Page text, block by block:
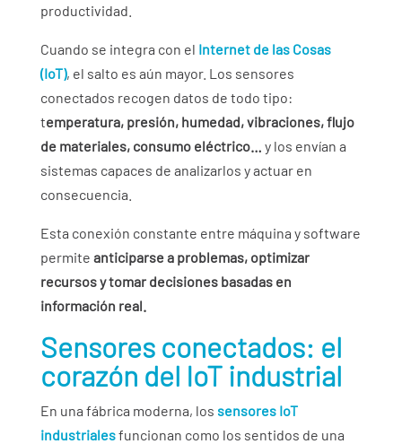
productividad.
Cuando se integra con el Internet de las Cosas
(IoT), el salto es aún mayor. Los sensores
conectados recogen datos de todo tipo:
temperatura, presión, humedad, vibraciones, flujo
de materiales, consumo eléctrico… y los envían a
sistemas capaces de analizarlos y actuar en
consecuencia.
Esta conexión constante entre máquina y software
permite anticiparse a problemas, optimizar
recursos y tomar decisiones basadas en
información real.
Sensores conectados: el
corazón del IoT industrial
En una fábrica moderna, los sensores IoT
industrialesfuncionan como los sentidos de una